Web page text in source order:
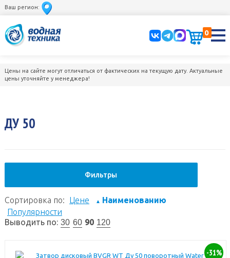
Ваш регион:
0
Цены на сайте могут отличаться от фактических на текущую дату. Актуальные
цены уточняйте у менеджера!
ДУ 50
Фильтры
Сортировка по: Цене ▲ Наименованию
Популярности
Выводить по: 30 60 90 120
-31%